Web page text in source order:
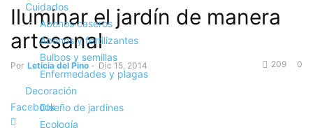
Cuidados
Abonos caseros
Abonos y fertilizantes
Bulbos y semillas
Enfermedades y plagas
Decoración
Diseño de jardines
Ecología
Iluminar el jardín de manera
artesanal
Por Leticia del Pino - Dic 15, 2014 0
209
Facebook